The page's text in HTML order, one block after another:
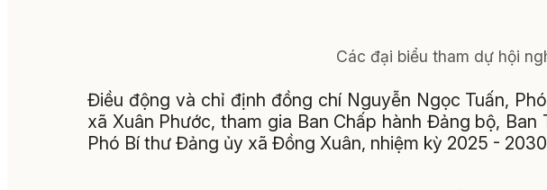
Các đại biểu tham dự hội
Điều động và chỉ định đồng chí Nguyễn Ngọc Tuấn,
xã Xuân Phước, tham gia Ban Chấp hành Đảng bộ,
Phó Bí thư Đảng ủy xã Đồng Xuân, nhiệm kỳ 2025 -